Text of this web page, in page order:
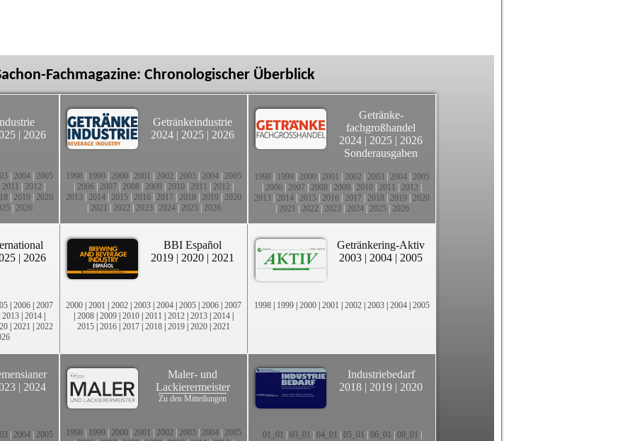
Fachmagazine: Chronologischer Überblick
| 2026
2004 2005
2011 2012
2019 2020
| 2026
Getränkeindustrie
2024 | 2025 | 2026
1998 1999 2000 2001 2002 2003 2004 2005
2006 2007 2008 2009 2010 2011 2012
2013 2014 2015 2016 2017 2018 2019 2020
2021 2022 2023| 2024| 2025| 2026
Getränke-
fachgroßhandel
2024 | 2025 | 2026
Sonderausgaben
1998 1999 2000 2001 2002 2003 2004 2005
2006 2007 2008 2009 2010 2011 2012
2013 2014 2015 2016 2017 2018 2019 2020
2021 2022 2023| 2024| 2025| 2026
| 2026
| 2006 | 2007
2013 | 2014 |
| 2021 | 2022
BBI Español
2019 | 2020 | 2021
2000 | 2001 | 2002 | 2003 | 2004 | 2005 | 2006 | 2007
| 2008 | 2009 | 2010 | 2011 | 2012 | 2013 | 2014 |
2015 | 2016 | 2017 | 2018 | 2019 | 2020 | 2021
Getränkering-Aktiv
2003 | 2004 | 2005
1998 | 1999 | 2000 | 2001 | 2002 | 2003 | 2004 | 2005
| 2024
2004 2005
Maler- und
Lackierermeister
Zu den Mitteilungen
1998 1999 2000 2001 2002 2003 2004 2005
Industriebedarf
2018 | 2019 | 2020
01_01 03_01 04_01 05_01 06_01 08_01